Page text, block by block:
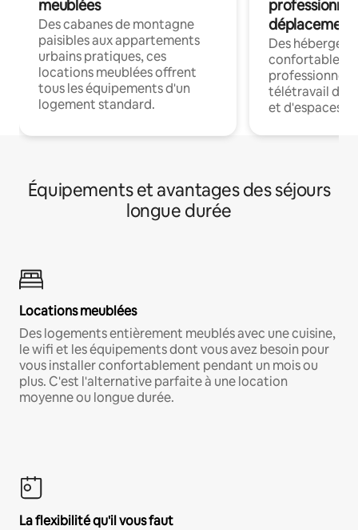
meublées
Des cabanes de montagne
paisibles aux appartements
urbains pratiques, ces
locations meublées offrent
tous les équipements d'un
logement standard.
déplacement
Des
confortables
professionnels
télétravail
et d'espaces
Équipements et avantages des séjours
longue durée
Locations meublées
Des logements entièrement meublés avec une cuisine,
le wifi et les équipements dont vous avez besoin pour
vous installer confortablement pendant un mois ou
plus. C'est l'alternative parfaite à une location
moyenne ou longue durée.
La flexibilité qu'il vous faut